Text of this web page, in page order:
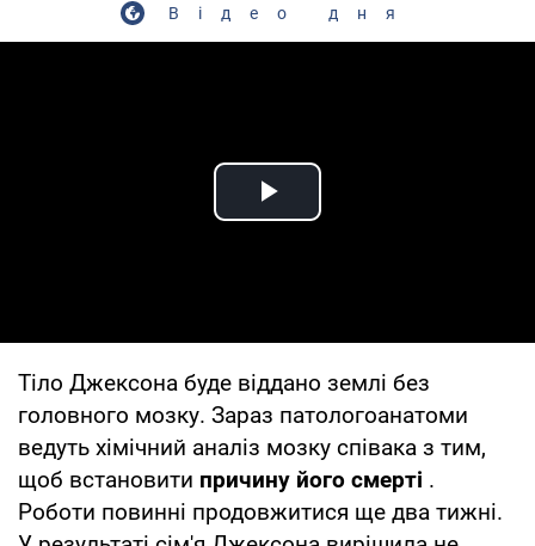
Відео дня
Play Video
Тіло Джексона буде віддано землі без
головного мозку. Зараз патологоанатоми
ведуть хімічний аналіз мозку співака з тим,
щоб встановити причину його смерті .
Роботи повинні продовжитися ще два тижні.